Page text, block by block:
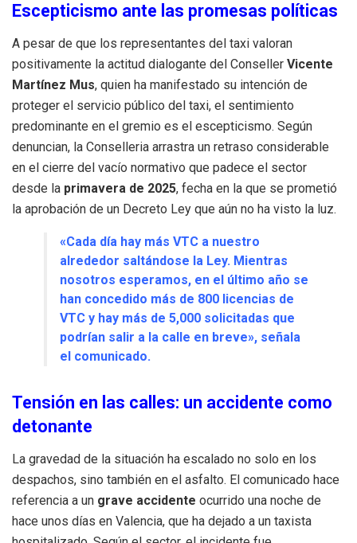
Escepticismo ante las promesas políticas
A pesar de que los representantes del taxi valoran
positivamente la actitud dialogante del Conseller Vicente
Martínez Mus, quien ha manifestado su intención de
proteger el servicio público del taxi, el sentimiento
predominante en el gremio es el escepticismo. Según
denuncian, la Conselleria arrastra un retraso considerable
en el cierre del vacío normativo que padece el sector
desde la primavera de 2025, fecha en la que se prometió
la aprobación de un Decreto Ley que aún no ha visto la luz.
«Cada día hay más VTC a nuestro
alrededor saltándose la Ley. Mientras
nosotros esperamos, en el último año se
han concedido más de 800 licencias de
VTC y hay más de 5,000 solicitadas que
podrían salir a la calle en breve», señala
el comunicado.
Tensión en las calles: un accidente como
detonante
La gravedad de la situación ha escalado no solo en los
despachos, sino también en el asfalto. El comunicado hace
referencia a un grave accidente ocurrido una noche de
hace unos días en Valencia, que ha dejado a un taxista